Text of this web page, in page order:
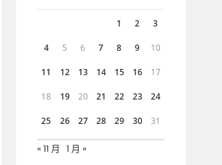
1 2 3
4 5 6 7 8 9 10
11 12 13 14 15 16 17
18 19 20 21 22 23 24
25 26 27 28 29 30 31
« 11 月 1 月 »